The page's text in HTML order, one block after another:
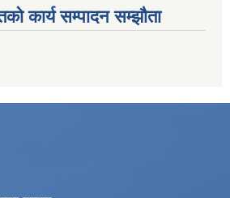
कार्य सम्पादन सम्झौता